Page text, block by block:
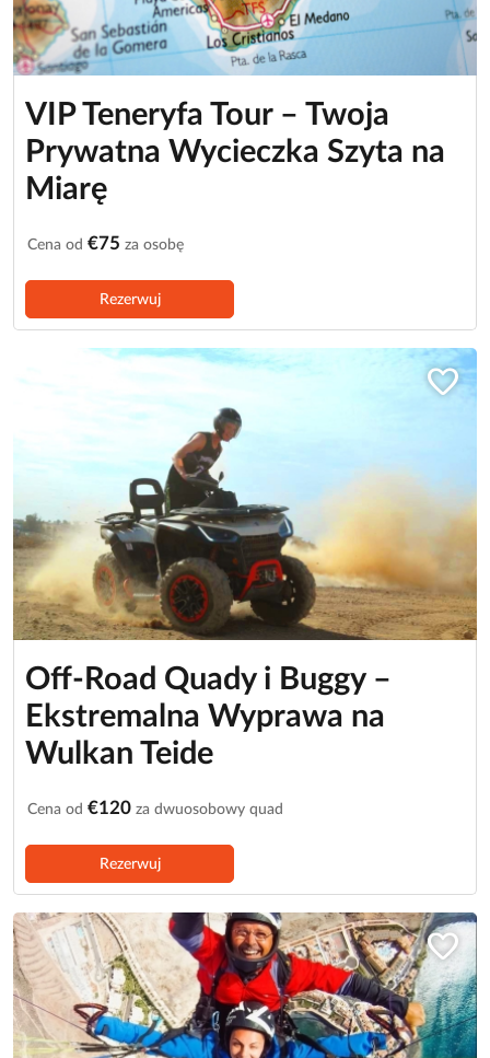
VIP Teneryfa Tour – Twoja
Prywatna Wycieczka Szyta na
Miarę
Cena od €75 za osobę
Rezerwuj
favorite
Off-Road Quady i Buggy –
Ekstremalna Wyprawa na
Wulkan Teide
Cena od €120 za dwuosobowy quad
Rezerwuj
favorite